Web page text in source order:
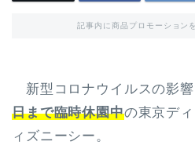
記事内に商品プロモーション
新型コロナウイルスの影響
日まで臨時休園中の東京デ
ィズニーシー。